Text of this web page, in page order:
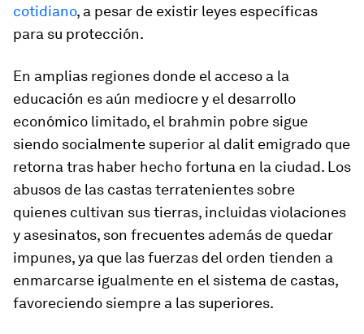
cotidiano, a pesar de existir leyes específicas
para su protección.
En amplias regiones donde el acceso a la
educación es aún mediocre y el desarrollo
económico limitado, el brahmin pobre sigue
siendo socialmente superior al dalit emigrado que
retorna tras haber hecho fortuna en la ciudad. Los
abusos de las castas terratenientes sobre
quienes cultivan sus tierras, incluidas violaciones
y asesinatos, son frecuentes además de quedar
impunes, ya que las fuerzas del orden tienden a
enmarcarse igualmente en el sistema de castas,
favoreciendo siempre a las superiores.